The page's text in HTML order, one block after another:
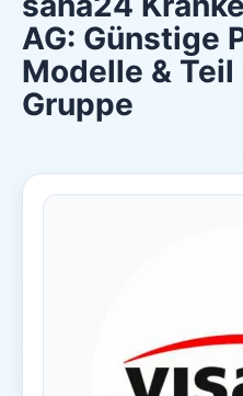
AG: Günstige
Modelle &
Gruppe